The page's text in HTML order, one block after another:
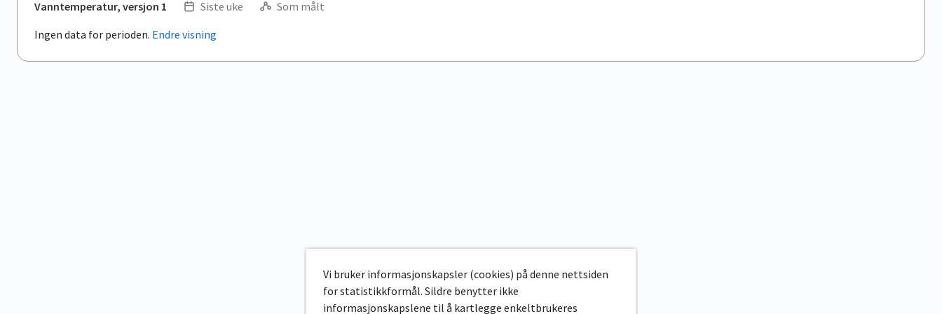
Vanntemperatur, versjon 1 Siste uke
Som målt
Ingen data for perioden. Endre visning
Vi bruker informasjonskapsler (cookies) på denne nettsiden
for statistikkformål. Sildre benytter ikke
informasjonskapslene til å kartlegge enkeltbrukeres